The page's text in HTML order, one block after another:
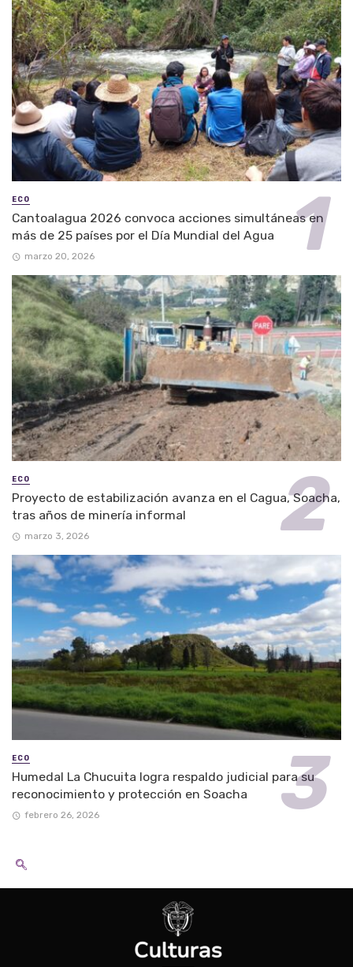
ECO
Cantoalagua 2026 convoca acciones simultáneas en
más de 25 países por el Día Mundial del Agua
marzo 20, 2026
ECO
Proyecto de estabilización avanza en el Cagua, Soacha,
tras años de minería informal
marzo 3, 2026
ECO
Humedal La Chucuita logra respaldo judicial para su
reconocimiento y protección en Soacha
febrero 26, 2026